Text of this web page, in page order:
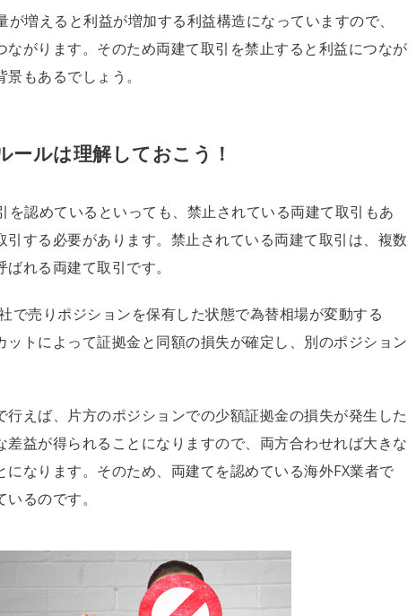
が増えると利益が増加する利益構造になっていますので、
がります。そのため両建て取引を禁止すると利益につなが
もあるでしょう。
ールは理解しておこう！
を認めているといっても、禁止されている両建て取引もあ
引する必要があります。禁止されている両建て取引は、複数
ばれる両建て取引です。
で売りポジションを保有した状態で為替相場が変動する
トによって証拠金と同額の損失が確定し、別のポジション
えば、片方のポジションでの少額証拠金の損失が発生した
益が得られることになりますので、両方合わせれば大きな
なります。そのため、両建てを認めている海外FX業者で
るのです。